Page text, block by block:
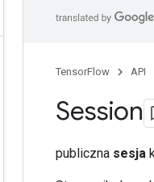
TensorFlow API
Session
publiczna sesja